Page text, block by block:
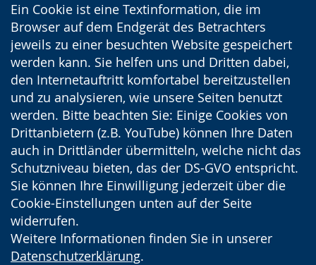
Ein Cookie ist eine Textinformation, die im
Browser auf dem Endgerät des Betrachters
jeweils zu einer besuchten Website gespeichert
werden kann. Sie helfen uns und Dritten dabei,
den Internetauftritt komfortabel bereitzustellen
und zu analysieren, wie unsere Seiten benutzt
werden. Bitte beachten Sie: Einige Cookies von
Drittanbietern (z.B. YouTube) können Ihre Daten
auch in Drittländer übermitteln, welche nicht das
Schutzniveau bieten, das der DS-GVO entspricht.
Sie können Ihre Einwilligung jederzeit über die
Cookie-Einstellungen unten auf der Seite
widerrufen.
Weitere Informationen finden Sie in unserer
Datenschutzerklärung.